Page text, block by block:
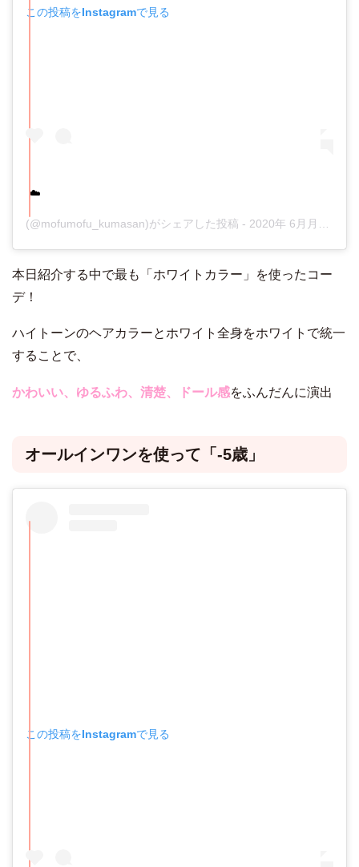
この投稿をInstagramで見る
☁️
(@mofumofu_kumasan)がシェアした投稿 - 2020年 6月月21日午前7時19分PDT
本日紹介する中で最も「ホワイトカラー」を使ったコー
デ！
ハイトーンのヘアカラーとホワイト全身をホワイトで統一
することで、
かわいい、ゆるふわ、清楚、ドール感をふんだんに演出
オールインワンを使って「-5歳」
この投稿をInstagramで見る